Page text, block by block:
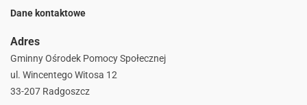
Dane kontaktowe
Adres
Gminny Ośrodek Pomocy Społecznej
ul. Wincentego Witosa 12
33-207 Radgoszcz